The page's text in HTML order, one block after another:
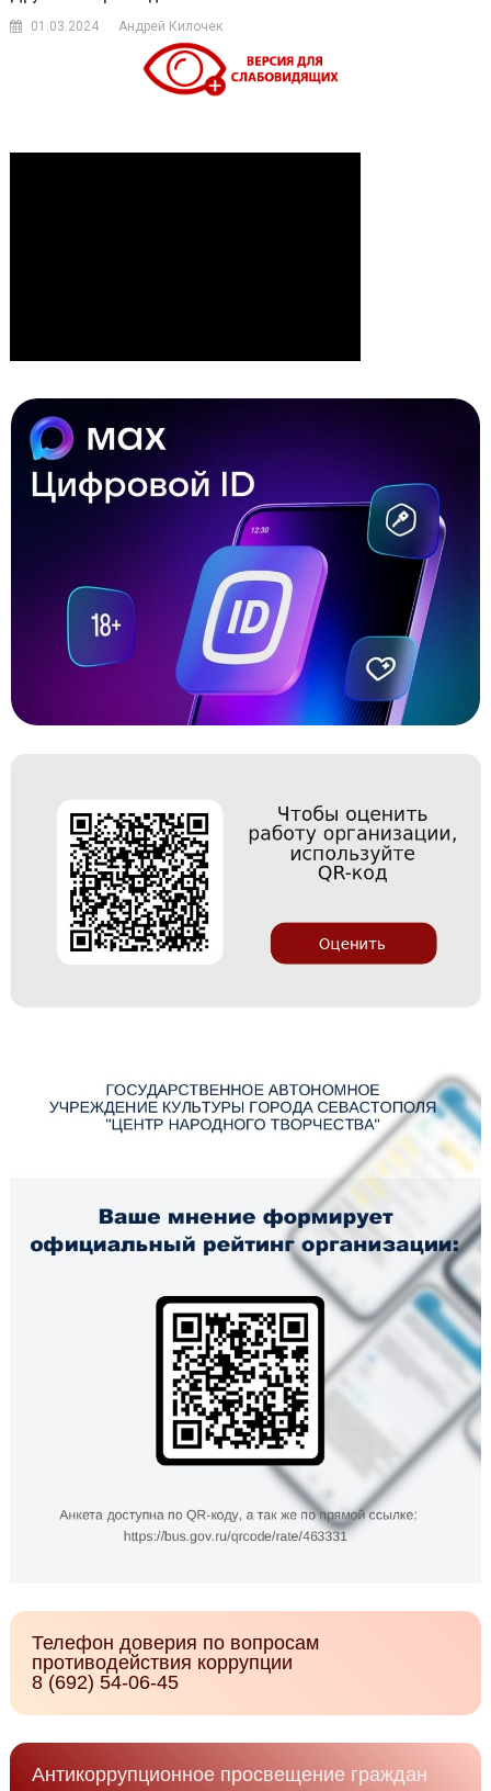
01.03.2024 Андрей Килочек
Телефон доверия по вопросам
противодействия коррупции
8 (692) 54-06-45
Антикоррупционное просвещение граждан